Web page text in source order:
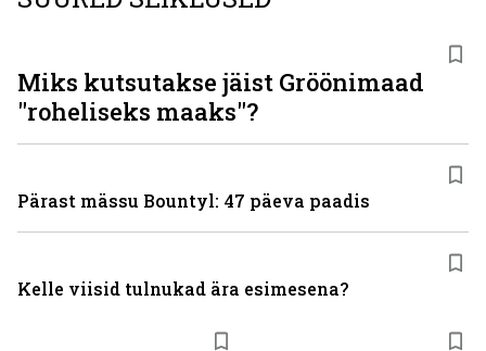
Miks kutsutakse jäist Gröönimaad
"roheliseks maaks"?
Pärast mässu Bountyl: 47 päeva paadis
Kelle viisid tulnukad ära esimesena?